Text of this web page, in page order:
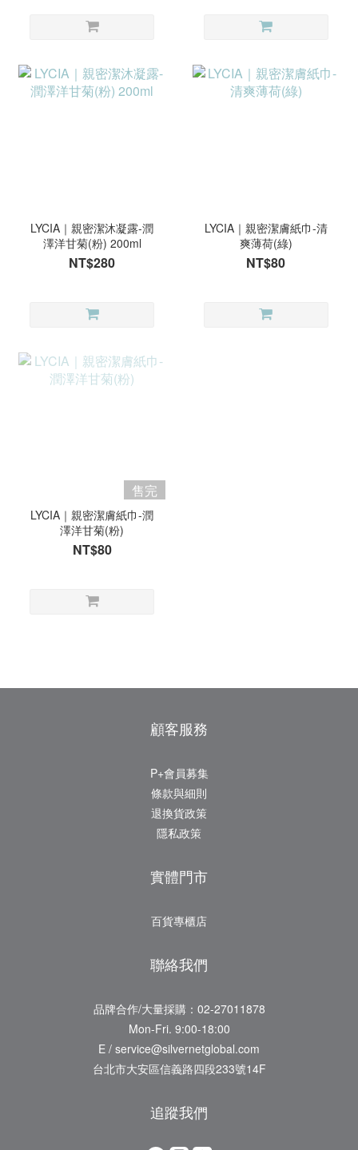
LYCIA｜親密潔沐凝露-潤
澤洋甘菊(粉) 200ml
NT$280
LYCIA｜親密潔膚紙巾-清
爽薄荷(綠)
NT$80
售完
LYCIA｜親密潔膚紙巾-潤
澤洋甘菊(粉)
NT$80
顧客服務
P+會員募集
條款與細則
退換貨政策
隱私政策
實體門市
百貨專櫃店
聯絡我們
品牌合作/大量採購：02-27011878
Mon-Fri. 9:00-18:00
E / service@silvernetglobal.com
台北市大安區信義路四段233號14F
追蹤我們